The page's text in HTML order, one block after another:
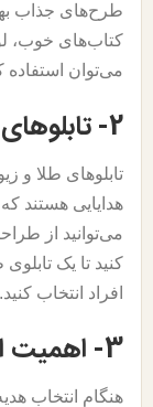
طرح‌های جذاب
کتاب‌های خوب،
می‌توان استفاده
2- تابلوهای طلا و زیورآلات:
تابلوهای طلا و
هدایایی هستند
می‌توانید از
کنید تا یک
افراد انتخاب کنید.
3- اهمیت انتخاب هدیه مناسب:
هنگام انتخاب